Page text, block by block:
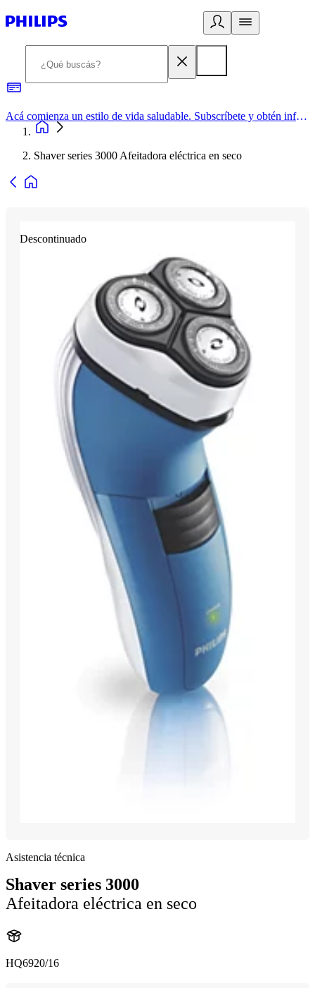
Acá comienza un estilo de vida saludable. Subscríbete y obtén información de primera mano
Shaver series 3000 Afeitadora eléctrica en seco
Descontinuado
Asistencia técnica
Shaver series 3000
Afeitadora eléctrica en seco
HQ6920/16